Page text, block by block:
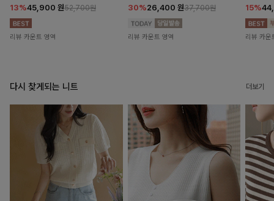
13%45,900 원52,700원
리뷰 카운트 영역
30%26,400 원37,700원
리뷰 카운트 영역
15%
리뷰 카운
다시 찾게되는 니트 더보기